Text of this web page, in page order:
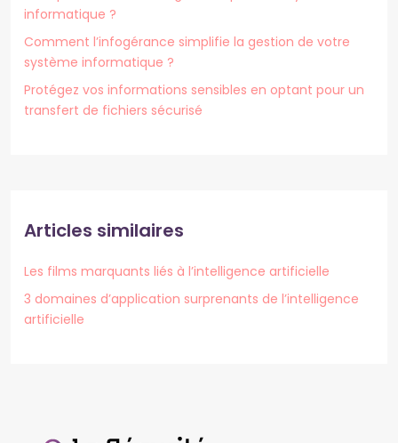
informatique ?
Comment l’infogérance simplifie la gestion de votre
système informatique ?
Protégez vos informations sensibles en optant pour un
transfert de fichiers sécurisé
Articles similaires
Les films marquants liés à l’intelligence artificielle
3 domaines d’application surprenants de l’intelligence
artificielle